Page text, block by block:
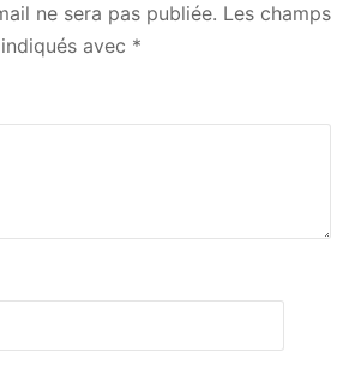
ne sera pas publiée. Les champs
avec *